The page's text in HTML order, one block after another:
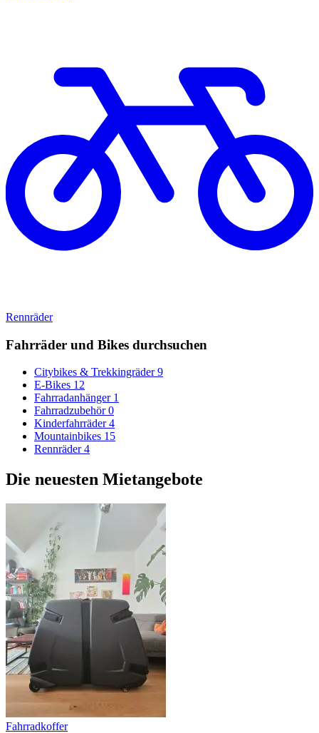
Rennräder
Fahrräder und Bikes durchsuchen
Citybikes & Trekkingräder 9
E-Bikes 12
Fahrradanhänger 1
Fahrradzubehör 0
Kinderfahrräder 4
Mountainbikes 15
Rennräder 4
Die neuesten Mietangebote
Fahrradkoffer